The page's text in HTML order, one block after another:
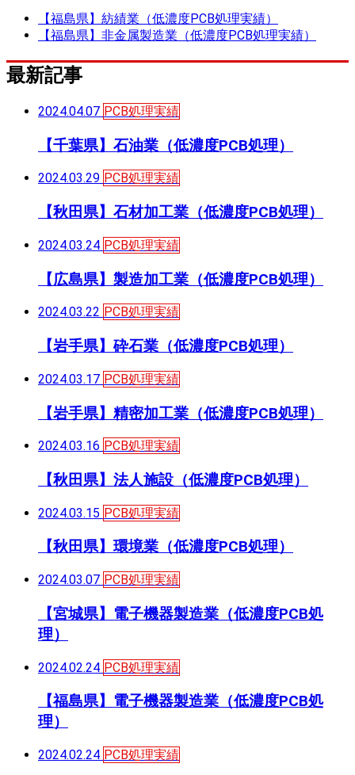
【福島県】紡績業（低濃度PCB処理実績）
【福島県】非金属製造業（低濃度PCB処理実績）
最新記事
2024.04.07 PCB処理実績
【千葉県】石油業（低濃度PCB処理）
2024.03.29 PCB処理実績
【秋田県】石材加工業（低濃度PCB処理）
2024.03.24 PCB処理実績
【広島県】製造加工業（低濃度PCB処理）
2024.03.22 PCB処理実績
【岩手県】砕石業（低濃度PCB処理）
2024.03.17 PCB処理実績
【岩手県】精密加工業（低濃度PCB処理）
2024.03.16 PCB処理実績
【秋田県】法人施設（低濃度PCB処理）
2024.03.15 PCB処理実績
【秋田県】環境業（低濃度PCB処理）
2024.03.07 PCB処理実績
【宮城県】電子機器製造業（低濃度PCB処
理）
2024.02.24 PCB処理実績
【福島県】電子機器製造業（低濃度PCB処
理）
2024.02.24 PCB処理実績